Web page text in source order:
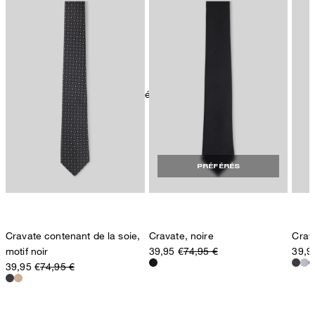
nettoyage à sec avec perchloréthylène, délicat
Cravate contenant de la soie,
motif noir
39,95 €74,95 €
PRÉFÉRÉS
Cravate, noire
39,95 €74,95 €